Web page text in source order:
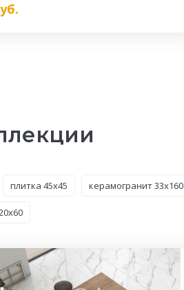
плитка 45x45 керамогранит 33x160